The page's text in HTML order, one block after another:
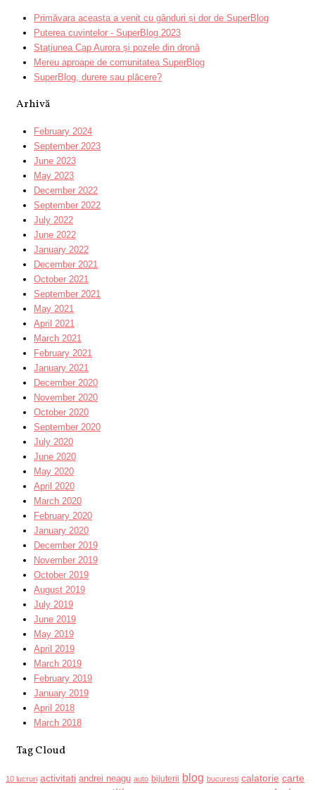
Primăvara aceasta a venit cu gânduri și dor de SuperBlog
Puterea cuvintelor - SuperBlog 2023
Stațiunea Cap Aurora și pozele din dronă
Mereu aproape de comunitatea SuperBlog
SuperBlog, durere sau plăcere?
Arhivă
February 2024
September 2023
June 2023
May 2023
December 2022
September 2022
July 2022
June 2022
January 2022
December 2021
October 2021
September 2021
May 2021
April 2021
March 2021
February 2021
January 2021
December 2020
November 2020
October 2020
September 2020
July 2020
June 2020
May 2020
April 2020
March 2020
February 2020
January 2020
December 2019
November 2019
October 2019
August 2019
July 2019
June 2019
May 2019
April 2019
March 2019
February 2019
January 2019
April 2018
March 2018
Tag Cloud
10 lucruri activitati andrei neagu auto bijuterii blog bucuresti calatorie carte